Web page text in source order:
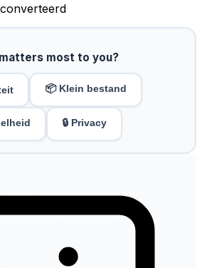
most to you?
📦 Klein bestand
🔒 Privacy